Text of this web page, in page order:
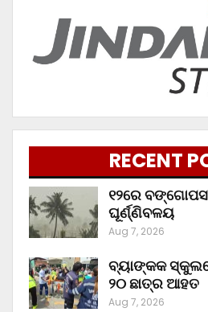
RECENT
୧୨ରେ
ଘୂର୍ଣ୍ଣିବଳୟ
Aug 7, 2026
ବ୍ୟାଙ୍କକ
୨୦ ଛାତ୍ର ଆହତ
Aug 7, 2026